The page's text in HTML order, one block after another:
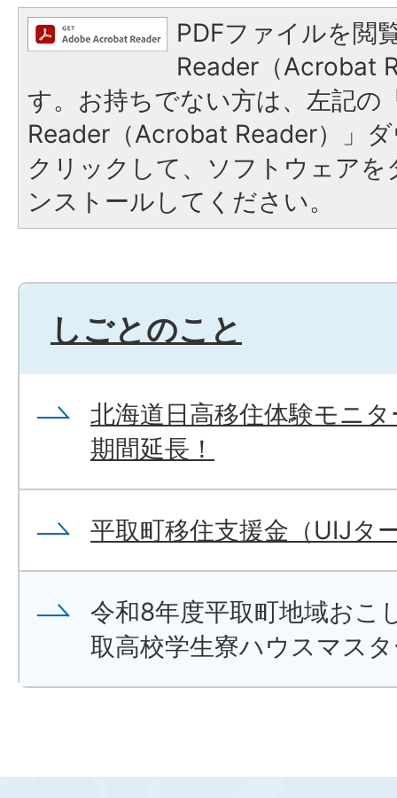
PDFファイルを閲
Reader（Acrobat
す。お持ちでない方は、左記の
Reader（Acrobat Reader）」
クリックして、ソフトウェア
ンストールしてください。
しごとのこと
北海道日高移住体験モニ
期間延長！
平取町移住支援金（UIJタ
令和8年度平取町地域おこ
取高校学生寮ハウスマス